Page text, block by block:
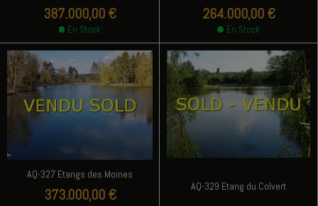
387.000,00 €
En Stock
264.000,00 €
En Stock
AQ-327 Etangs des Moines
373.000,00 € AQ-329 Etang du Colvert